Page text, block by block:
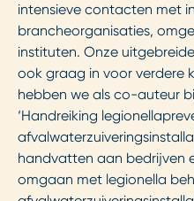
intensieve contacten met
brancheorganisaties,
instituten. Onze
ook graag in voor verdere
hebben we als co-auteur
‘Handreiking
handvatten aan bedrijven
omgaan met legionella